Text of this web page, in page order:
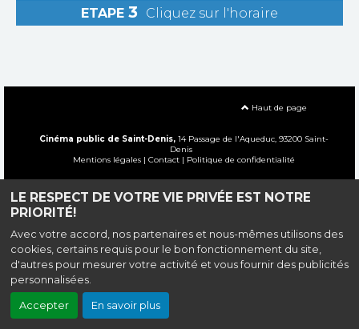
LE RESPECT DE VOTRE VIE PRIVÉE EST NOTRE
PRIORITÉ!
Avec votre accord, nos partenaires et nous-mêmes utilisons des
cookies, certains requis pour le bon fonctionnement du site,
d'autres pour mesurer votre activité et vous fournir des publicités
personnalisées.
Accepter En savoir plus
ETAPE 3 Cliquez sur l'horaire
Haut de page
Cinéma public de Saint-Denis, 14 Passage de l'Aqueduc, 93200 Saint-
Denis
Mentions légales| Contact| Politique de confidentialité
Création site internet www.erakys.com